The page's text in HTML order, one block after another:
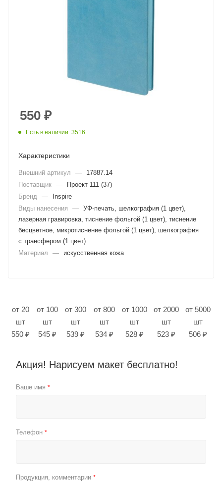
550 ₽
Есть в наличии: 3516
Характеристики
Внешний артикул —
17887.14
Поставщик —
Проект 111 (37)
Бренд
—
Inspire
Виды нанесения
— УФ-печать, шелкография (1 цвет),
лазерная гравировка, тиснение фольгой (1 цвет), тиснение
бесцветное, микротиснение фольгой (1 цвет), шелкография
с трансфером (1 цвет)
Материал
— искусственная кожа
от 20
шт
550 ₽
от 100
шт
545 ₽
от 300
шт
539 ₽
от 800
шт
534 ₽
от 1000
шт
528 ₽
от 2000
шт
523 ₽
от 5000
шт
506 ₽
Акция! Нарисуем макет бесплатно!
Ваше имя *
Телефон *
Продукция, комментарии *